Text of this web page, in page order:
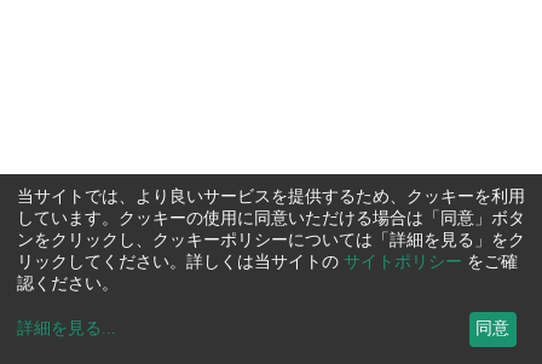
当サイトでは、より良いサービスを提供するため、クッキーを利用
しています。クッキーの使用に同意いただける場合は「同意」ボタ
ンをクリックし、クッキーポリシーについては「詳細を見る」をク
リックしてください。詳しくは当サイトの サイトポリシー をご確
認ください。
詳細を見る ... 同意